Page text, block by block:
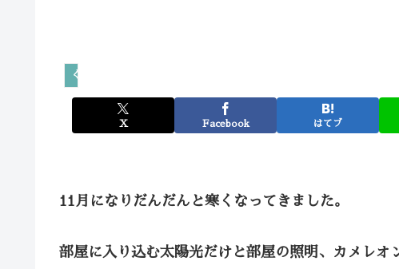
くらしの爬虫類
X Facebook はてブ
11月になりだんだんと寒くなってきました。
部屋に入り込む太陽光だけと部屋の照明、カメレオ